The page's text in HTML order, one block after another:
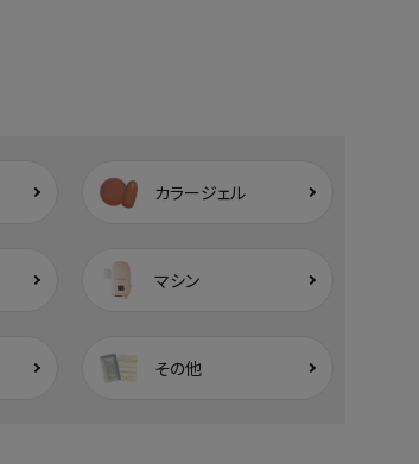
カラージェル
マシン
その他